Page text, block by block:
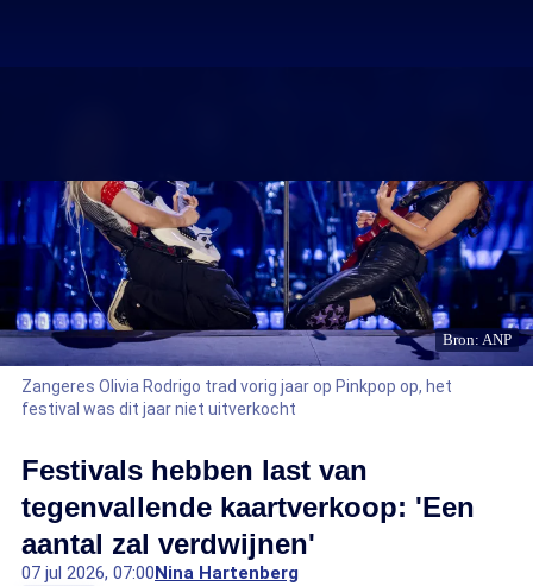
Bron: ANP
Zangeres Olivia Rodrigo trad vorig jaar op Pinkpop op, het
festival was dit jaar niet uitverkocht
Festivals hebben last van
tegenvallende kaartverkoop: 'Een
aantal zal verdwijnen'
07 jul 2026, 07:00Nina Hartenberg